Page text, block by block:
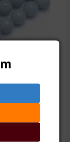
- Englesten.
4 mm
160,00DKK